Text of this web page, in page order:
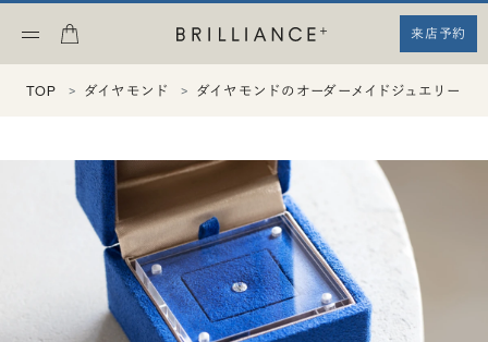
来店予約
TOP ダイヤモンド ダイヤモンドのオーダーメイドジュエリーエ